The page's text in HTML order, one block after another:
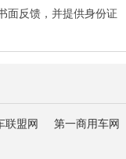
面反馈，并提供身份证
联盟网
第一商用车网